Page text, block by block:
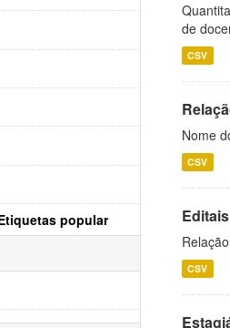
popular
de
CSV
Nome
CSV
CSV